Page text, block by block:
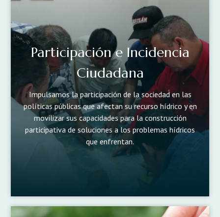
Participación e Incidencia
Ciudadana
Impulsamos la participación de la sociedad en las
políticas públicas que afectan su recurso hídrico y en
movilizar sus capacidades para la construcción
participativa de soluciones a los problemas hídricos
que enfrentan.